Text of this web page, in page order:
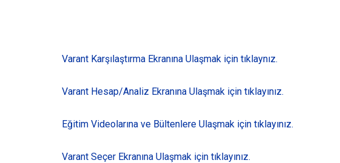
Varant Karşılaştırma Ekranına Ulaşmak için tıklaynız.
Varant Hesap/Analiz Ekranına Ulaşmak için tıklayınız.
Eğitim Videolarına ve Bültenlere Ulaşmak için tıklayınız.
Varant Seçer Ekranına Ulaşmak için tıklayınız.